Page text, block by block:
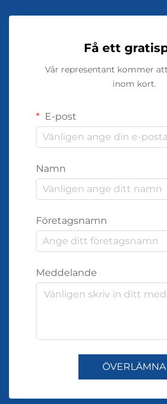
Få ett
Vår representant kommer
inom kort.
E-post
Namn
Företagsnamn
Meddelande
ÖVERLÄMNA